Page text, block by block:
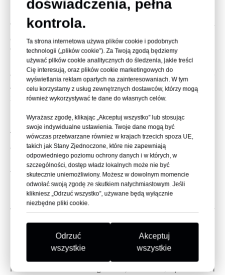
Transmisja światła:Zoptymalizowana pod kątem
Termoformowalny:Kompatybilny z gięciem i formowaniem w
celu tworzenia niestandardowych projektów
Trwałość:Wysoka odporność na uderzenia i promieniowanie
UV umożliwia długotrwałe użytkowanie
Zrównoważony rozwój i kwestie
środowiskowe
poddać recyklingowi w ramach programów przemysłowych
Trwałe i długotrwałe:zmniejsza ilość odpadów i
częstotliwość wymiany
Lekka konstrukcja:
zmniejsza ślad węglowy podczas
transportu
Produkcja przyjazna dla środowiska:zgodna ze światowymi
normami ochrony środowiska
poliwęglanu HSQY?
Dostawa bezpośrednio z fabryki, zapewniająca stałą jakość i
Możliwość dostosowania grubości, szerokości, wykończenia i
doświadczenia, pełna
kontrola.
Ta strona internetowa używa plików cookie i podobnych
technologii („plików cookie”). Za Twoją zgodą będziemy
używać plików cookie analitycznych do śledzenia, jakie treści
Cię interesują, oraz plików cookie marketingowych do
wyświetlania reklam opartych na zainteresowaniach. W tym
celu korzystamy z usług zewnętrznych dostawców, którzy mogą
również wykorzystywać te dane do własnych celów.
Wyrażasz zgodę, klikając „Akceptuj wszystko” lub stosując
swoje indywidualne ustawienia. Twoje dane mogą być
wówczas przetwarzane również w krajach trzecich spoza UE,
takich jak Stany Zjednoczone, które nie zapewniają
odpowiedniego poziomu ochrony danych i w których, w
szczególności, dostęp władz lokalnych może nie być
skutecznie uniemożliwiony. Możesz w dowolnym momencie
odwołać swoją zgodę ze skutkiem natychmiastowym. Jeśli
klikniesz „Odrzuć wszystko”, używane będą wyłącznie
niezbędne pliki cookie.
Odrzuć
wszystkie
Akceptuj
wszystkie